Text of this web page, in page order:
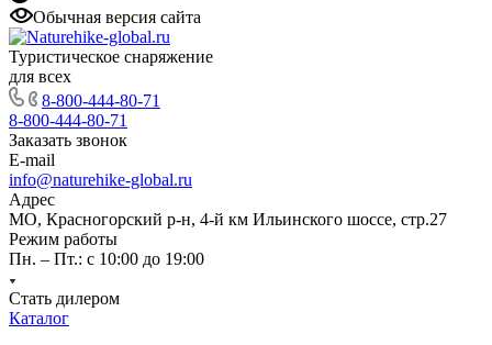
Обычная версия сайта
Туристическое снаряжение
для всех
8-800-444-80-71
8-800-444-80-71
Заказать звонок
E-mail
info@naturehike-global.ru
Адрес
МО, Красногорский р-н, 4-й км Ильинского шоссе, стр.27
Режим работы
Пн. – Пт.: с 10:00 до 19:00
Стать дилером
Каталог